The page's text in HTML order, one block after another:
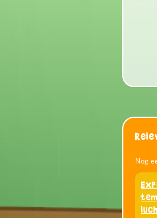
Nog